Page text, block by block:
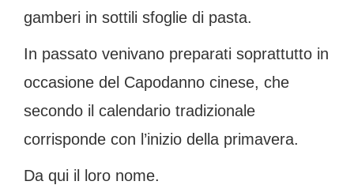
gamberi in sottili sfoglie di pasta.
In passato venivano preparati soprattutto in
occasione del Capodanno cinese, che
secondo il calendario tradizionale
corrisponde con l’inizio della primavera.
Da qui il loro nome.